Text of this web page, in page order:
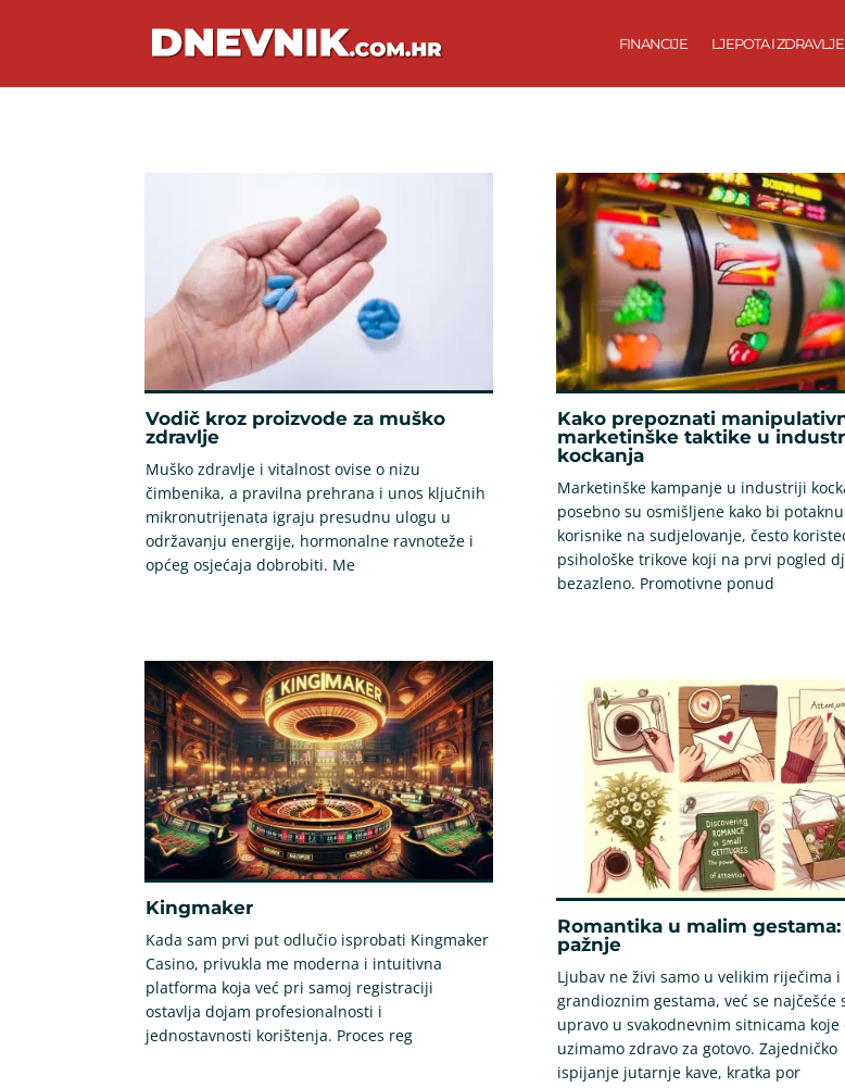
FINANCIJE LJEPOTA I ZDRAVLJE
Vodič kroz proizvode za muško
zdravlje
Muško zdravlje i vitalnost ovise o nizu
čimbenika, a pravilna prehrana i unos ključnih
mikronutrijenata igraju presudnu ulogu u
održavanju energije, hormonalne ravnoteže i
općeg osjećaja dobrobiti. Me
Kingmaker
Kada sam prvi put odlučio isprobati Kingmaker
Casino, privukla me moderna i intuitivna
platforma koja već pri samoj registraciji
ostavlja dojam profesionalnosti i
jednostavnosti korištenja. Proces reg
Kako prepoznati
marketinške taktike u
kockanja
Marketinške kampanje u industriji
posebno su osmišljene kako bi
korisnike na sudjelovanje, često
psihološke trikove koji na prvi pogled
bezazleno. Promotivne ponud
Romantika u malim
pažnje
Ljubav ne živi samo u velikim riječima i
grandioznim gestama, već se najčešće
upravo u svakodnevnim sitnicama koje
uzimamo zdravo za gotovo. Zajedničko
ispijanje jutarnje kave, kratka por